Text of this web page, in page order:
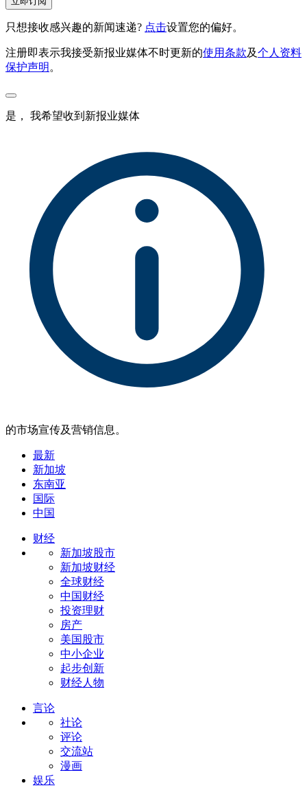
只想接收感兴趣的新闻速递? 点击设置您的偏好。
注册即表示我接受新报业媒体不时更新的使用条款及个人资料
保护声明 。
是， 我希望收到新报业媒体
的市场宣传及营销信息。
最新
新加坡
东南亚
国际
中国
财经
新加坡股市
新加坡财经
全球财经
中国财经
投资理财
房产
美国股市
中小企业
起步创新
财经人物
言论
社论
评论
交流站
漫画
娱乐